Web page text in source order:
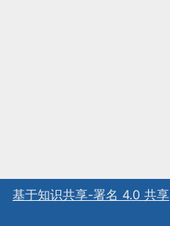
基于知识共享-署名 4.0 共享